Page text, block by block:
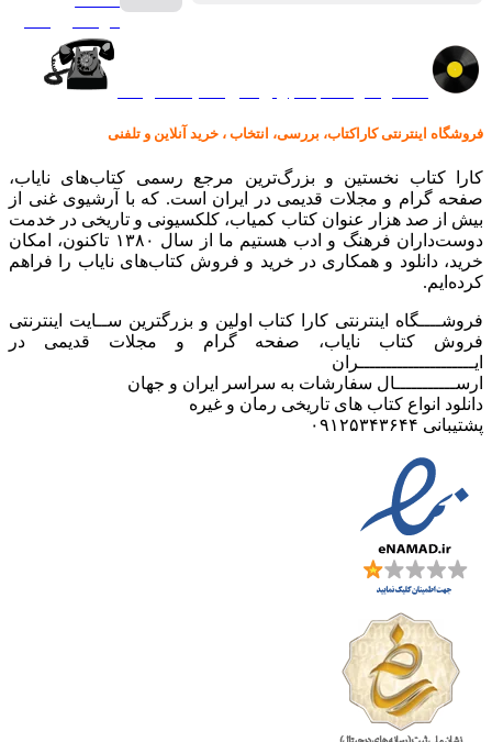
فروشگاه اینترنتی کاراکتاب، بررسی، انتخاب ، خرید آنلاین و تلفنی
کارا کتاب نخستین و بزرگ‌ترین مرجع رسمی کتاب‌های نایاب،
صفحه گرام و مجلات قدیمی در ایران است. که با آرشیوی غنی از
بیش از صد هزار عنوان کتاب کمیاب، کلکسیونی و تاریخی در خدمت
دوست‌داران فرهنگ و ادب هستیم ما از سال ۱۳۸۰ تاکنون، امکان
خرید، دانلود و همکاری در خرید و فروش کتاب‌های نایاب را فراهم
کرده‌ایم.
فروشــــگاه اینترنتی کارا کتاب اولین و بزرگترین ســایت اینترنتی
فروش کتاب نایاب، صفحه گرام و مجلات قدیمی در
ایـــــــــــــــــــــران
ارســـــــــــال سفارشات به سراسر ایران و جهان
دانلود انواع کتاب های تاریخی رمان و غیره
پشتیبانی ۰۹۱۲۵۳۴۳۶۴۴